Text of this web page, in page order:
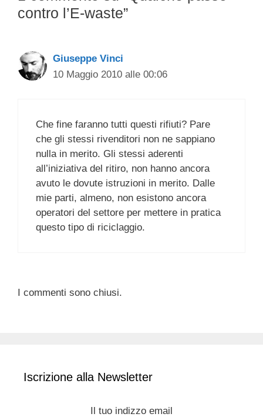
contro l’E-waste”
Giuseppe Vinci
10 Maggio 2010 alle 00:06
Che fine faranno tutti questi rifiuti? Pare
che gli stessi rivenditori non ne sappiano
nulla in merito. Gli stessi aderenti
all’iniziativa del ritiro, non hanno ancora
avuto le dovute istruzioni in merito. Dalle
mie parti, almeno, non esistono ancora
operatori del settore per mettere in pratica
questo tipo di riciclaggio.
I commenti sono chiusi.
Iscrizione alla Newsletter
Il tuo indizzo email